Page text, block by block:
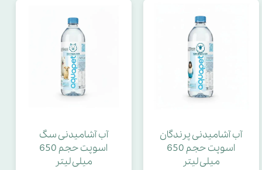
آب آشامیدنی پرندگان
اسوپت حجم 650
میلی لیتر
آب آشامیدنی سگ
اسوپت حجم 650
میلی لیتر